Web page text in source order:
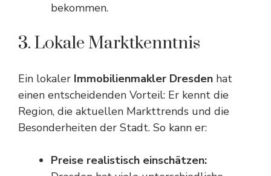
bekommen.
3. Lokale Marktkenntnis
Ein lokaler Immobilienmakler Dresden hat
einen entscheidenden Vorteil: Er kennt die
Region, die aktuellen Markttrends und die
Besonderheiten der Stadt. So kann er:
Preise realistisch einschätzen: